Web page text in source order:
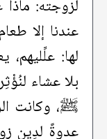
لزوجته:
عندنا إلا
لها:
بلا عشاء
ﷺ، وكانت
عدوةً لدِين